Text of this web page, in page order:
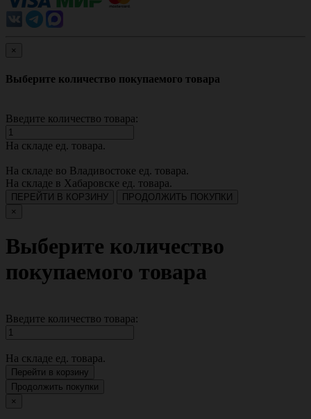
×
Выберите количество покупаемого товара
Введите количество товара:
На складе ед. товара.
На складе во Владивостоке ед. товара.
На складе в Хабаровске ед. товара.
ПЕРЕЙТИ В КОРЗИНУ
ПРОДОЛЖИТЬ ПОКУПКИ
×
Выберите количество
покупаемого товара
Введите количество товара:
На складе ед. товара.
Перейти в корзину
Продолжить покупки
×